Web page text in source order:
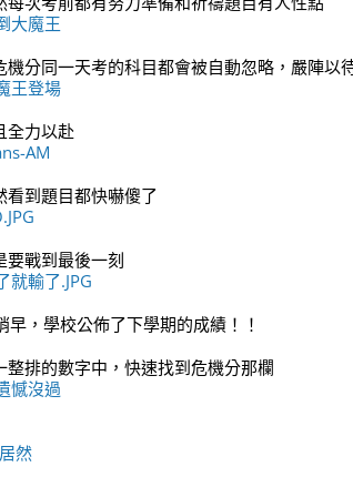
機分同一天考的科目都會被自動忽略，嚴陣以
全力以赴
看到題目都快嚇傻了
要戰到最後一刻
早，學校公佈了下學期的成績！！
整排的數字中，快速找到危機分那欄